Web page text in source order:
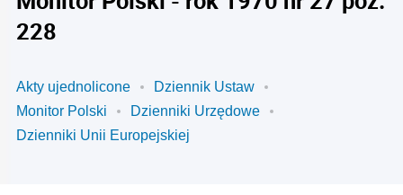
228
Akty ujednolicone
Dziennik Ustaw
Monitor Polski
Dzienniki Urzędowe
Dzienniki Unii Europejskiej